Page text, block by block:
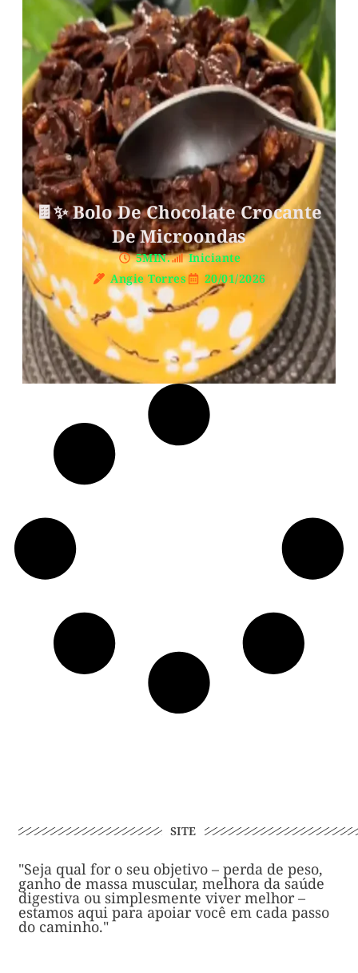
🍫✨ Bolo De Chocolate Crocante
De Microondas
5MIN.
Iniciante
Angie Torres
20/01/2026
SITE
"Seja qual for o seu objetivo – perda de peso,
ganho de massa muscular, melhora da saúde
digestiva ou simplesmente viver melhor –
estamos aqui para apoiar você em cada passo
do caminho."